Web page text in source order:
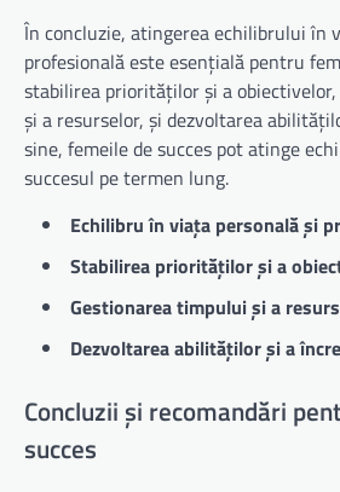
În concluzie, atingerea echilibrului în
profesională este esențială pentru
stabilirea priorităților și a
și a resurselor, și dezvoltarea
sine, femeile de succes pot atinge
succesul pe termen lung.
Echilibru în viața personală și
Stabilirea priorităților și a
Gestionarea timpului și a
Dezvoltarea abilităților și a
Concluzii și recomandări
succes